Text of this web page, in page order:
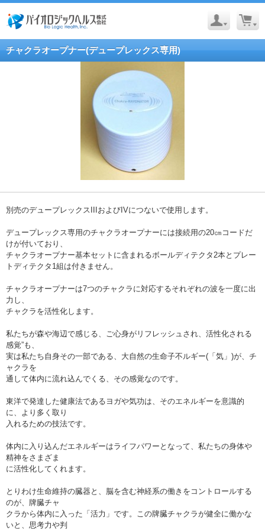
チャクラオープナー(デュープレックス専用)
別売のデュープレックスIIIおよびIVにつないで使用します。
デュープレックス専用のチャクラオープナーには接続用の20㎝コードだ
けが付いており、
チャクラオープナー基本セットに含まれるボールディテクタ2本とプレー
トディテクタ1組は付きません。
チャクラオープナーは7つのチャクラに対応するそれぞれの波を一度に出
力し、
チャクラを活性化します。
私たちが森や海辺で感じる、ご心身がリフレッシュされ、活性化される
感覚”も、
実は私たち自身その一部である、大自然の生命子不ルギー(「気」)が、チ
ャクラを
通して体内に流れ込んでくる、その感覚なのです。
東洋で発達した健康法であるヨガや気功は、そのエネルギーを意識的
に、より多く取り
入れるための技法です。
体内に入り込んだエネルギーはライフパワーとなって、私たちの身体や
精神をさまざま
に活性化してくれます。
とりわけ生命維持の臓器と、脳を含む神経系の働きをコントロールする
のが、牌臓チャ
クラから体内に入った「活力」です。この牌臓チャクラが健全に働かな
いと、思考力や判